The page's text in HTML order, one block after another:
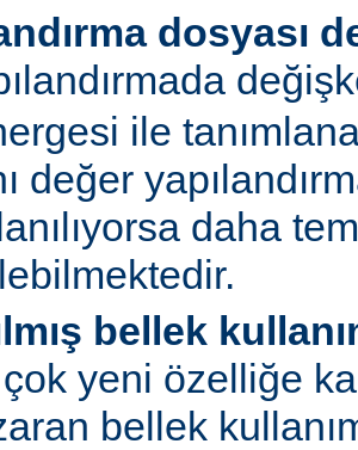
dosyası
ile
değer
daha
bellek
yeni özelliğe
bellek